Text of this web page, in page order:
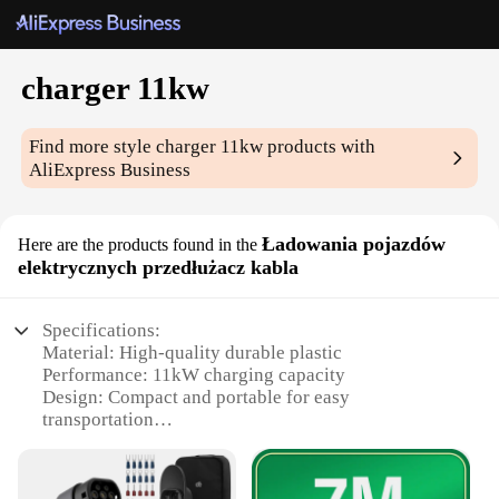
charger 11kw
Find more stylecharger 11kw products with
AliExpress Business
Here are the products found in the Ładowania pojazdów
elektrycznych przedłużacz kabla
Specifications:
Material: High-quality durable plastic
Performance: 11kW charging capacity
Design: Compact and portable for easy
transportation
Usage: Suitable for both home and commercial
settings